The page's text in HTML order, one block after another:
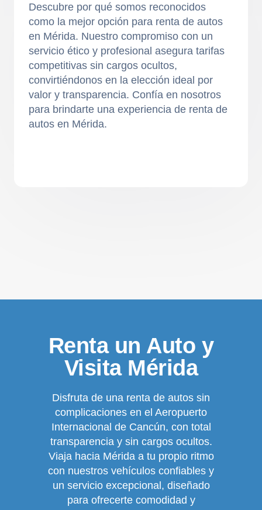
Descubre por qué somos reconocidos
como la mejor opción para renta de autos
en Mérida. Nuestro compromiso con un
servicio ético y profesional asegura tarifas
competitivas sin cargos ocultos,
convirtiéndonos en la elección ideal por
valor y transparencia. Confía en nosotros
para brindarte una experiencia de renta de
autos en Mérida.
Renta un Auto y
Visita Mérida
Disfruta de una renta de autos sin
complicaciones en el Aeropuerto
Internacional de Cancún, con total
transparencia y sin cargos ocultos.
Viaja hacia Mérida a tu propio ritmo
con nuestros vehículos confiables y
un servicio excepcional, diseñado
para ofrecerte comodidad y